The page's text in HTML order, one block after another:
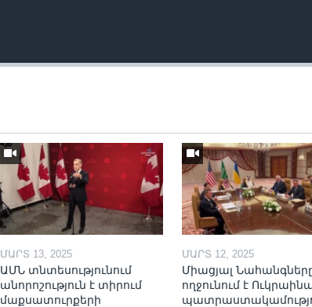
ՄԱՐՏ 13, 2025
ԱՄՆ տնտեսությունում
անորոշություն է տիրում
մաքսատուրքերի
ՄԱՐՏ 12, 2025
Միացյալ
ողջունում է